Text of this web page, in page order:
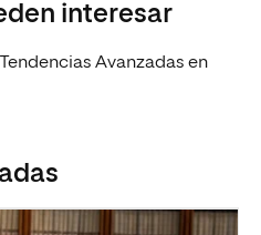
interesar
Avanzadas en